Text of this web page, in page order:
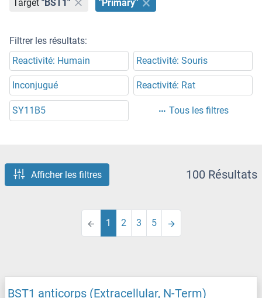
Target "BST1" "Primary"
Filtrer les résultats:
Reactivité: Humain
Reactivité: Souris
Inconjugué Reactivité: Rat
SY11B5 Tous les filtres
Afficher les filtres 100 Résultats
1 2 3 5
BST1 anticorps (Extracellular, N-Term)